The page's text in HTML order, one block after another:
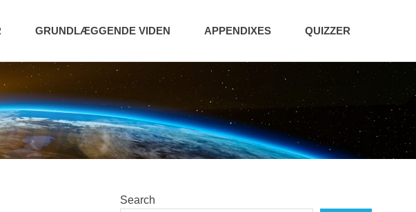
GRUNDLÆGGENDE VIDEN APPENDIXES QUIZZER
Search